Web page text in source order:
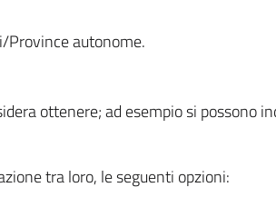
Province autonome.
ottenere; ad esempio si possono
tra loro, le seguenti opzioni: